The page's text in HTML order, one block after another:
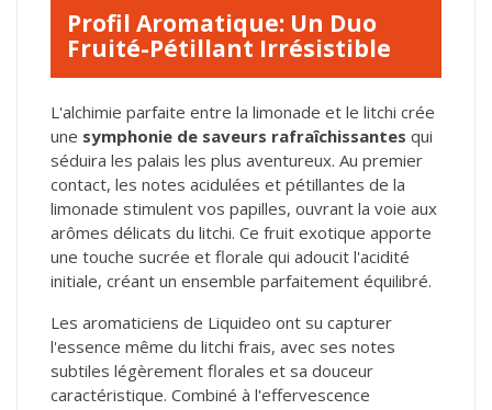
Profil Aromatique: Un Duo
Fruité-Pétillant Irrésistible
L'alchimie parfaite entre la limonade et le litchi crée
une symphonie de saveurs rafraîchissantes qui
séduira les palais les plus aventureux. Au premier
contact, les notes acidulées et pétillantes de la
limonade stimulent vos papilles, ouvrant la voie aux
arômes délicats du litchi. Ce fruit exotique apporte
une touche sucrée et florale qui adoucit l'acidité
initiale, créant un ensemble parfaitement équilibré.
Les aromaticiens de Liquideo ont su capturer
l'essence même du litchi frais, avec ses notes
subtiles légèrement florales et sa douceur
caractéristique. Combiné à l'effervescence